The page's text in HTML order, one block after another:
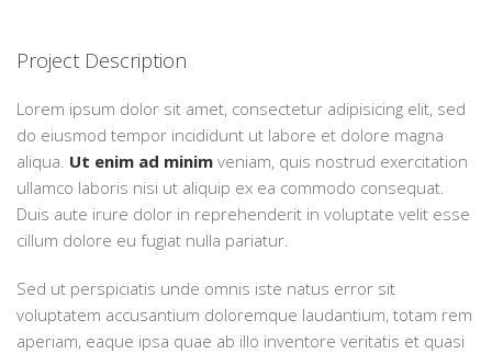
Project Description
Lorem ipsum dolor sit amet, consectetur adipisicing elit, sed
do eiusmod tempor incididunt ut labore et dolore magna
aliqua. Ut enim ad minim veniam, quis nostrud exercitation
ullamco laboris nisi ut aliquip ex ea commodo consequat.
Duis aute irure dolor in reprehenderit in voluptate velit esse
cillum dolore eu fugiat nulla pariatur.
Sed ut perspiciatis unde omnis iste natus error sit
voluptatem accusantium doloremque laudantium, totam rem
aperiam, eaque ipsa quae ab illo inventore veritatis et quasi